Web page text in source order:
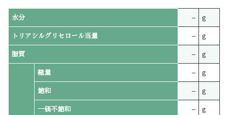
水分 – g
トリアシルグリセロール当量 – g
脂質 – g
総量 – g
飽和 – g
一価不飽和 – g